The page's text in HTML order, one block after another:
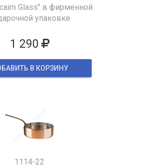
Glass" в фирменной
упаковке
1 290
В КОРЗИНУ
1114-22